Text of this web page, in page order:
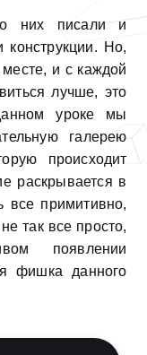
них писали и
Но,
месте, и с каждой
лучше, это
уроке мы
галерею
происходит
раскрывается в
все примитивно,
так все просто,
появлении
фишка данного